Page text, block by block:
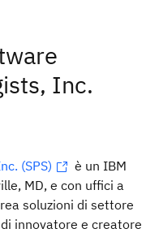
Inc.
(SPS)
è un IBM
MD, e con uffici a
soluzioni di settore
innovatore e creatore